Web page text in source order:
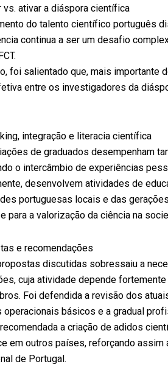
vs. ativar a diáspora científica
do talento científico português
continua a ser um desafio
foi salientado que, mais importante
entre os investigadores da
integração e literacia científica
de graduados desempenham
o intercâmbio de experiências
desenvolvem atividades de
portuguesas locais e das
para a valorização da ciência na
e recomendações
discutidas sobressaiu a
cuja atividade depende
Foi defendida a revisão dos
básicos e a gradual
a criação de adidos
em outros países, reforçando
de Portugal.